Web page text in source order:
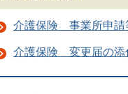
介護保険 事業所申請
介護保険 変更届の添